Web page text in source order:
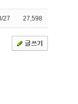
27 27,598